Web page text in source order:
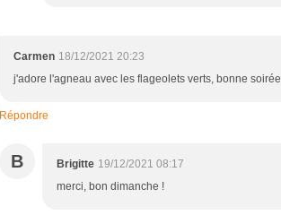
Carmen 18/12/2021 20:23
j'adore l'agneau avec les flageolets verts, bonne soirée
Répondre
B Brigitte 19/12/2021 08:17
merci, bon dimanche !